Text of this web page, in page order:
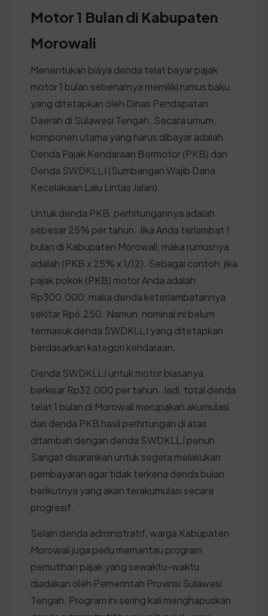
Motor 1 Bulan di Kabupaten
Morowali
Menentukan biaya denda telat bayar pajak
motor 1 bulan sebenarnya memiliki rumus baku
yang ditetapkan oleh Dinas Pendapatan
Daerah di Sulawesi Tengah. Secara umum,
komponen utama yang harus dibayar adalah
Denda Pajak Kendaraan Bermotor (PKB) dan
Denda SWDKLLJ (Sumbangan Wajib Dana
Kecelakaan Lalu Lintas Jalan).
Untuk denda PKB, perhitungannya adalah
sebesar 25% per tahun. Jika Anda terlambat 1
bulan di Kabupaten Morowali, maka rumusnya
adalah (PKB x 25% x 1/12). Sebagai contoh, jika
pajak pokok (PKB) motor Anda adalah
Rp300.000, maka denda keterlambatannya
sekitar Rp6.250. Namun, nominal ini belum
termasuk denda SWDKLLJ yang ditetapkan
berdasarkan kategori kendaraan.
Denda SWDKLLJ untuk motor biasanya
berkisar Rp32.000 per tahun. Jadi, total denda
telat 1 bulan di Morowali merupakan akumulasi
dari denda PKB hasil perhitungan di atas
ditambah dengan denda SWDKLLJ penuh.
Sangat disarankan untuk segera melakukan
pembayaran agar tidak terkena denda bulan
berikutnya yang akan terakumulasi secara
progresif.
Selain denda administratif, warga Kabupaten
Morowali juga perlu memantau program
pemutihan pajak yang sewaktu-waktu
diadakan oleh Pemerintah Provinsi Sulawesi
Tengah. Program ini sering kali menghapuskan